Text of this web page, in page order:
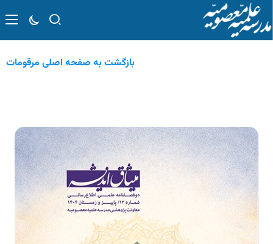
بازگشت به صفحه اصلی مرقومات